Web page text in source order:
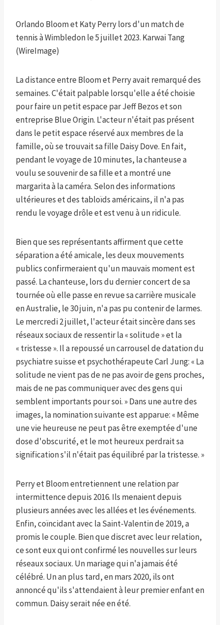
Orlando Bloom et Katy Perry lors d'un match de
tennis à Wimbledon le 5 juillet 2023. Karwai Tang
(WireImage)
La distance entre Bloom et Perry avait remarqué des
semaines. C'était palpable lorsqu'elle a été choisie
pour faire un petit espace par Jeff Bezos et son
entreprise Blue Origin. L'acteur n'était pas présent
dans le petit espace réservé aux membres de la
famille, où se trouvait sa fille Daisy Dove. En fait,
pendant le voyage de 10 minutes, la chanteuse a
voulu se souvenir de sa fille et a montré une
margarita à la caméra. Selon des informations
ultérieures et des tabloïds américains, il n'a pas
rendu le voyage drôle et est venu à un ridicule.
Bien que ses représentants affirment que cette
séparation a été amicale, les deux mouvements
publics confirmeraient qu'un mauvais moment est
passé. La chanteuse, lors du dernier concert de sa
tournée où elle passe en revue sa carrière musicale
en Australie, le 30 juin, n'a pas pu contenir de larmes.
Le mercredi 2 juillet, l'acteur était sincère dans ses
réseaux sociaux de ressentir la « solitude » et la
« tristesse ». Il a repoussé un carrousel de datation du
psychiatre suisse et psychothérapeute Carl Jung: « La
solitude ne vient pas de ne pas avoir de gens proches,
mais de ne pas communiquer avec des gens qui
semblent importants pour soi. » Dans une autre des
images, la nomination suivante est apparue: « Même
une vie heureuse ne peut pas être exemptée d'une
dose d'obscurité, et le mot heureux perdrait sa
signification s'il n'était pas équilibré par la tristesse. »
Perry et Bloom entretiennent une relation par
intermittence depuis 2016. Ils menaient depuis
plusieurs années avec les allées et les événements.
Enfin, coïncidant avec la Saint-Valentin de 2019, a
promis le couple. Bien que discret avec leur relation,
ce sont eux qui ont confirmé les nouvelles sur leurs
réseaux sociaux. Un mariage qui n'a jamais été
célébré. Un an plus tard, en mars 2020, ils ont
annoncé qu'ils s'attendaient à leur premier enfant en
commun. Daisy serait née en été.